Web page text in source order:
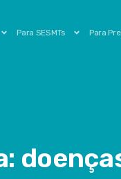
Para SESMTs Para